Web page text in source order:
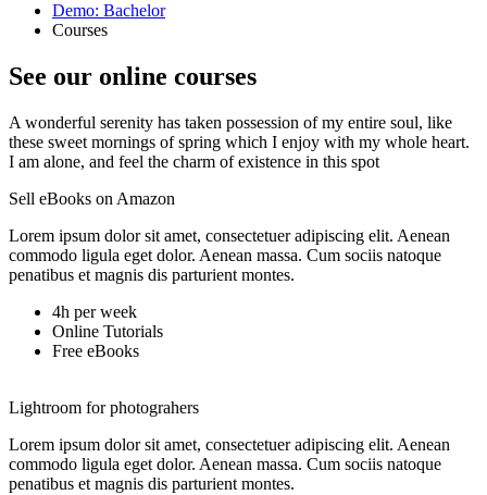
Demo: Bachelor
Courses
See our online courses
A wonderful serenity has taken possession of my entire soul, like
these sweet mornings of spring which I enjoy with my whole heart.
I am alone, and feel the charm of existence in this spot
Sell eBooks on Amazon
Lorem ipsum dolor sit amet, consectetuer adipiscing elit. Aenean
commodo ligula eget dolor. Aenean massa. Cum sociis natoque
penatibus et magnis dis parturient montes.
4h per week
Online Tutorials
Free eBooks
Lightroom for photograhers
Lorem ipsum dolor sit amet, consectetuer adipiscing elit. Aenean
commodo ligula eget dolor. Aenean massa. Cum sociis natoque
penatibus et magnis dis parturient montes.